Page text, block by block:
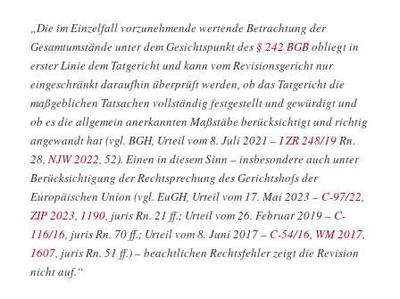
„Die im Einzelfall vorzunehmende wertende Betrachtung der
Gesamtumstände unter dem Gesichtspunkt des § 242 BGBobliegt in
erster Linie dem Tatgericht und kann vom Revisionsgericht nur
eingeschränkt daraufhin überprüft werden, ob das Tatgericht die
maßgeblichen Tatsachen vollständig festgestellt und gewürdigt und
ob es die allgemein anerkannten Maßstäbe berücksichtigt und richtig
angewandt hat (vgl. BGH, Urteil vom 8. Juli 2021 – I ZR 248/19 Rn.
28,NJW 2022, 52). Einen in diesem Sinn – insbesondere auch unter
Berücksichtigung der Rechtsprechung des Gerichtshofs der
Europäischen Union (vgl. EuGH, Urteil vom 17. Mai 2023 –C-97/22
ZIP 2023, 1190 , juris Rn. 21 ff.; Urteil vom 26. Februar 2019 –C-
116/16 , juris Rn. 70 ff.; Urteil vom 8. Juni 2017 –C-54/16 WM 2017,
1607 , juris Rn. 51 ff.) – beachtlichen Rechtsfehler zeigt die Revision
nicht auf.“